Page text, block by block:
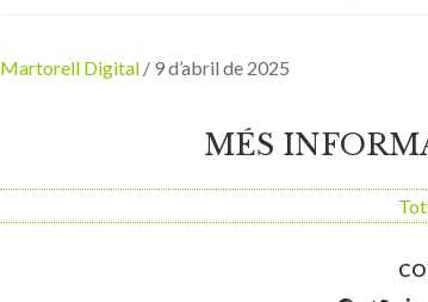
Martorell Digital / 9 d’abril de 2025
MÉS